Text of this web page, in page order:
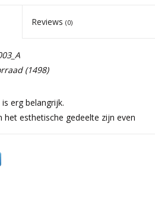
Reviews (0)
(1498)
erg belangrijk.
het esthetische gedeelte zijn even